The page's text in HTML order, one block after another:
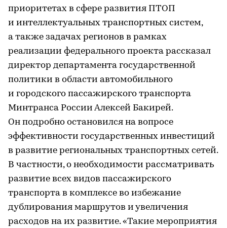
приоритетах в сфере развития ПТОП
и интеллектуальных транспортных систем,
а также задачах регионов в рамках
реализации федерального проекта рассказал
директор департамента государственной
политики в области автомобильного
и городского пассажирского транспорта
Минтранса России Алексей Бакирей.
Он подробно остановился на вопросе
эффективности государственных инвестиций
в развитие региональных транспортных сетей.
В частности, о необходимости рассматривать
развитие всех видов пассажирского
транспорта в комплексе во избежание
дублирования маршрутов и увеличения
расходов на их развитие. «Такие мероприятия